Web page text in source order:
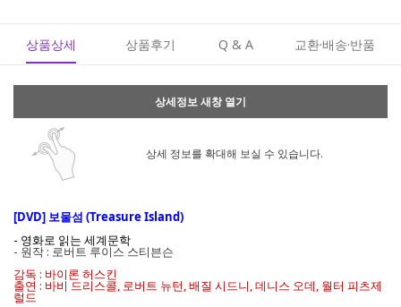
상품상세 상품후기 Q & A 교환·배송·반품
상세정보 새창 열기
상세 정보를 확대해 보실 수 있습니다.
[DVD] 보물섬 (Treasure Island)
- 영화로 읽는 세계문학
- 원작 : 로버트 루이스 스티븐슨
감독 : 바이론 허스킨
출연 : 바비 드리스콜, 로버트 뉴턴, 배질 시드니, 데니스 오데, 월터 피츠제
럴드